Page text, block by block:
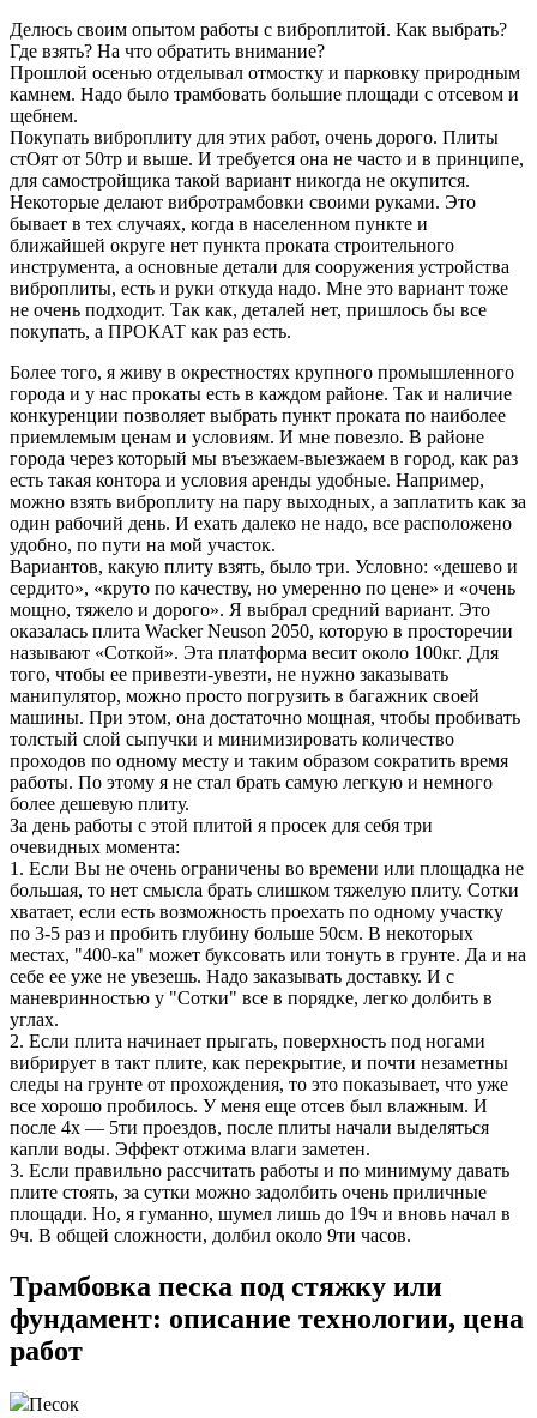
Делюсь своим опытом работы с виброплитой. Как выбрать?
Где взять? На что обратить внимание?
Прошлой осенью отделывал отмостку и парковку природным
камнем. Надо было трамбовать большие площади с отсевом и
щебнем.
Покупать виброплиту для этих работ, очень дорого. Плиты
стОят от 50тр и выше. И требуется она не часто и в принципе,
для самостройщика такой вариант никогда не окупится.
Некоторые делают вибротрамбовки своими руками. Это
бывает в тех случаях, когда в населенном пункте и
ближайшей округе нет пункта проката строительного
инструмента, а основные детали для сооружения устройства
виброплиты, есть и руки откуда надо. Мне это вариант тоже
не очень подходит. Так как, деталей нет, пришлось бы все
покупать, а ПРОКАТ как раз есть.
Более того, я живу в окрестностях крупного промышленного
города и у нас прокаты есть в каждом районе. Так и наличие
конкуренции позволяет выбрать пункт проката по наиболее
приемлемым ценам и условиям. И мне повезло. В районе
города через который мы въезжаем-выезжаем в город, как раз
есть такая контора и условия аренды удобные. Например,
можно взять виброплиту на пару выходных, а заплатить как за
один рабочий день. И ехать далеко не надо, все расположено
удобно, по пути на мой участок.
Вариантов, какую плиту взять, было три. Условно: «дешево и
сердито», «круто по качеству, но умеренно по цене» и «очень
мощно, тяжело и дорого». Я выбрал средний вариант. Это
оказалась плита Wacker Neuson 2050, которую в просторечии
называют «Соткой». Эта платформа весит около 100кг. Для
того, чтобы ее привезти-увезти, не нужно заказывать
манипулятор, можно просто погрузить в багажник своей
машины. При этом, она достаточно мощная, чтобы пробивать
толстый слой сыпучки и минимизировать количество
проходов по одному месту и таким образом сократить время
работы. По этому я не стал брать самую легкую и немного
более дешевую плиту.
За день работы с этой плитой я просек для себя три
очевидных момента:
1. Если Вы не очень ограничены во времени или площадка не
большая, то нет смысла брать слишком тяжелую плиту. Сотки
хватает, если есть возможность проехать по одному участку
по 3-5 раз и пробить глубину больше 50см. В некоторых
местах, "400-ка" может буксовать или тонуть в грунте. Да и на
себе ее уже не увезешь. Надо заказывать доставку. И с
маневринностью у "Сотки" все в порядке, легко долбить в
углах.
2. Если плита начинает прыгать, поверхность под ногами
вибрирует в такт плите, как перекрытие, и почти незаметны
следы на грунте от прохождения, то это показывает, что уже
все хорошо пробилось. У меня еще отсев был влажным. И
после 4х — 5ти проездов, после плиты начали выделяться
капли воды. Эффект отжима влаги заметен.
3. Если правильно рассчитать работы и по минимуму давать
плите стоять, за сутки можно задолбить очень приличные
площади. Но, я гуманно, шумел лишь до 19ч и вновь начал в
9ч. В общей сложности, долбил около 9ти часов.
Трамбовка песка под стяжку или
фундамент: описание технологии, цена
работ
Песок